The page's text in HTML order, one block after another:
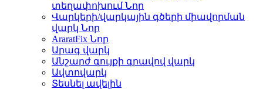
տեղափոխումՆոր
Վարկերի/վարկային գծերի միավորման
վարկ Նոր
AraratFix Նոր
Արագ վարկ
Անշարժ գույքի գրավով վարկ
Ավտովարկ
Տեսնել ավելին